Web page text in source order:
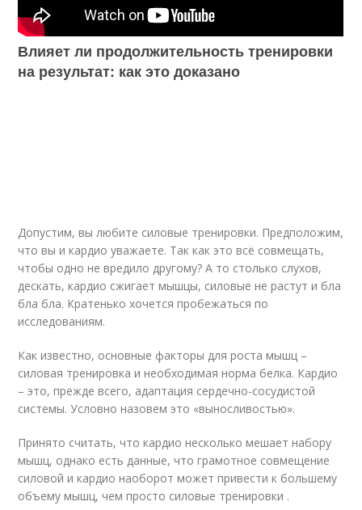
Влияет ли продолжительность тренировки
на результат: как это доказано
Допустим, вы любите силовые тренировки. Предположим,
что вы и кардио уважаете. Так как это всё совмещать,
чтобы одно не вредило другому? А то столько слухов,
дескать, кардио сжигает мышцы, силовые не растут и бла
бла бла. Кратенько хочется пробежаться по
исследованиям.
Как известно, основные факторы для роста мышц –
силовая тренировка и необходимая норма белка. Кардио
– это, прежде всего, адаптация сердечно-сосудистой
системы. Условно назовем это «выносливостью».
Принято считать, что кардио несколько мешает набору
мышц, однако есть данные, что грамотное совмещение
силовой и кардио наоборот может привести к большему
объему мышц, чем просто силовые тренировки .